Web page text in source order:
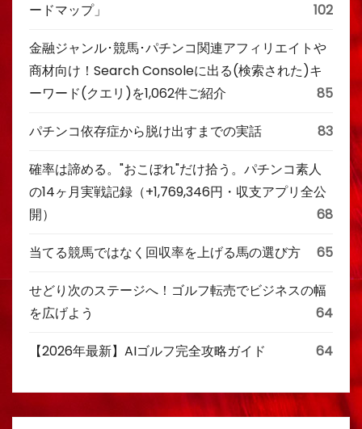
ードマップ」
102
金融ジャンル･競馬･パチンコ関連アフィリエイトや
商材向け！Search Consoleに出る(検索された)キ
ーワード(クエリ)を1,062件ご紹介
85
パチンコ依存症から脱け出すまでの実話 83
確率は諦める。"おこぼれ"だけ拾う。パチンコ素人
の14ヶ月実戦記録（+1,769,346円・収支アプリ全公
開）
68
当てる競馬ではなく回収率を上げる馬の選び方 65
せどり次のステージへ！ゴルフ転売でビジネスの幅
を広げよう
64
【2026年最新】AIゴルフ完全攻略ガイド 64